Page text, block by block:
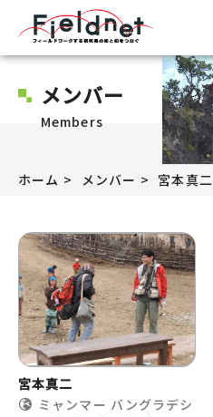
メンバー
Members
ホーム メンバー 宮本真二
宮本真二
ミャンマー バングラデシ